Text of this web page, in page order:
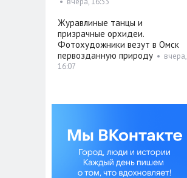
Журавлиные танцы и
призрачные орхидеи.
Фотохудожники везут в Омск
первозданную природу• вчера,
16:07